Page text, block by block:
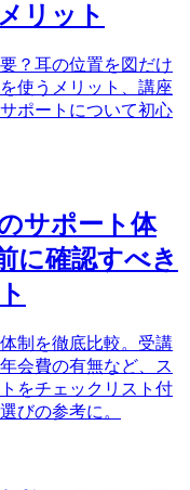
リット
？耳の位置を図だけ
使うメリット、講座
ポートについて初心
サポート体
に確認すべき
制を徹底比較。受講
会費の有無など、ス
をチェックリスト付
びの参考に。